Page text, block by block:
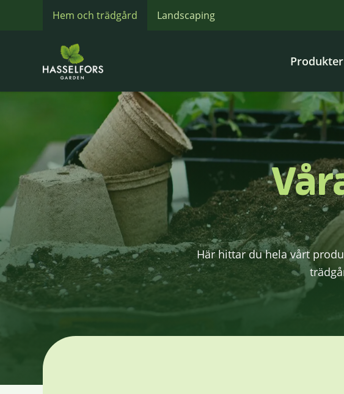
Hem och trädgård Landscaping
Produkter
Här hittar du hela vårt